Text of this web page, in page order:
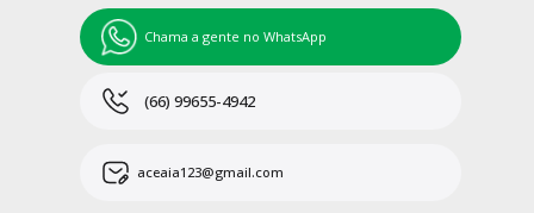
Chama a gente no WhatsApp
(66) 99655-4942
aceaia123@gmail.com